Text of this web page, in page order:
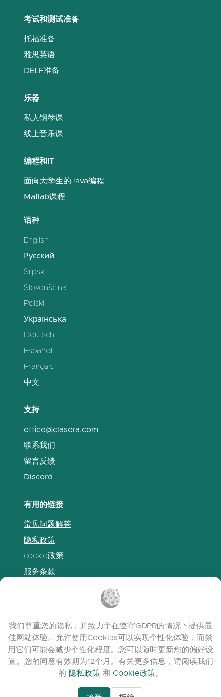
考试和测试准备
托福准备
雅思英语
DELF准备
乐器
私人钢琴课
线上音乐课
编程和IT
面向大学生的Java编程
Matlab课程
语种
English
Русский
Srpski
Slovenščina
Polski
Українська
Deutsch
Español
Français
中文
支持
office@clasora.com
联系我们
留言反馈
Discord
有用的链接
常见问题解答
隐私政策
cookie政策
服务条款
我们尊重您的隐私，并致力于在遵守GDPR的情况下提供最
佳网站体验。允许使用Cookies可以实现个性化体验，而禁
用它们可能会减少个性化程度。您可以随时更新您的偏好设
置。您的同意有效期为12个月。有关更多信息，请阅读我们
的 隐私政策 和 Cookie政策。